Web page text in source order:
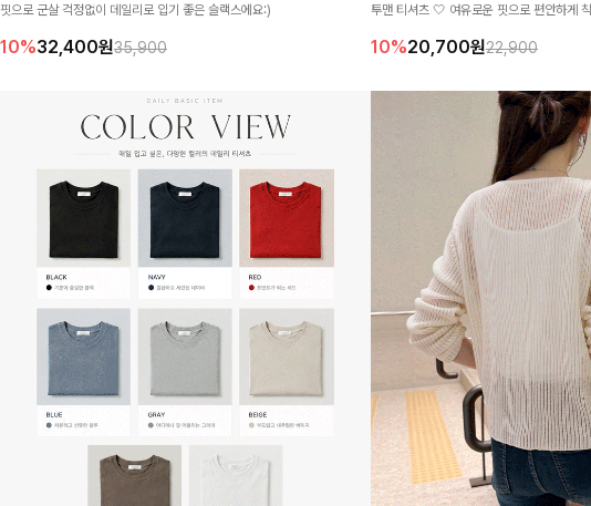
핏으로 군살 걱정없이 데일리로 입기 좋은 슬랙스에요:)
10%32,400원35,900
투맨 티셔츠 🤍 여유로운 핏으로 편안하게
10%20,700원22,900